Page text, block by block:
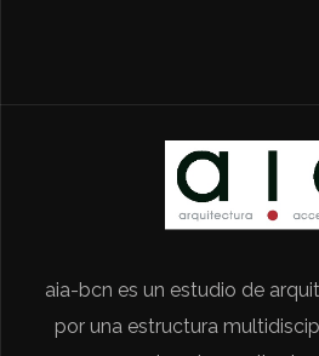
aia-bcn es un estudio de
por una estructura